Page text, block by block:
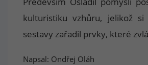
kulturistiku vzhůru, jelikož
sestavy zařadil prvky, které
Napsal: Ondřej Oláh